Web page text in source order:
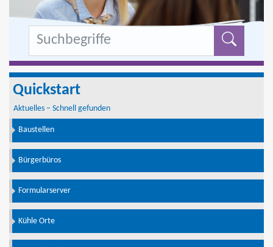
Quickstart
Aktuelles – Schnell gefunden
Baustellen
Bürgerbüros
Formularserver
Kühle Orte